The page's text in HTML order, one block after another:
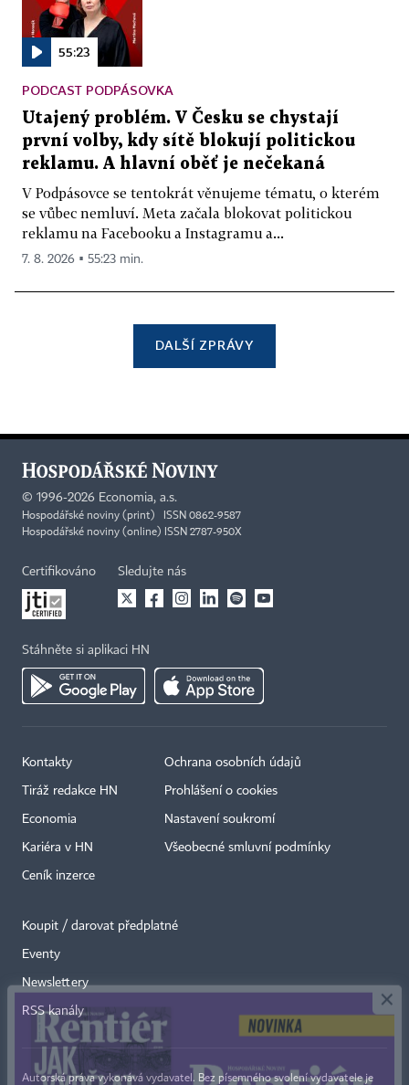
55:23
PODCAST PODPÁSOVKA
Utajený problém. V Česku se chystají
první volby, kdy sítě blokují politickou
reklamu. A hlavní oběť je nečekaná
V Podpásovce se tentokrát věnujeme tématu, o kterém
se vůbec nemluví. Meta začala blokovat politickou
reklamu na Facebooku a Instagramu a...
7. 8. 2026 ▪ 55:23 min.
DALŠÍ ZPRÁVY
© 1996-2026 Economia, a.s.
Hospodářské noviny (print) ISSN 0862-9587
Hospodářské noviny (online) ISSN 2787-950X
Certifikováno Sledujte nás
Stáhněte si aplikaci HN
Kontakty
Tiráž redakce HN
Economia
Kariéra v HN
Ceník inzerce
Ochrana osobních údajů
Prohlášení o cookies
Nastavení soukromí
Všeobecné smluvní podmínky
Koupit / darovat předplatné
Eventy
Newslettery
RSS kanály
Autorská práva vykonává vydavatel. Bez písemného svolení vydavatele je